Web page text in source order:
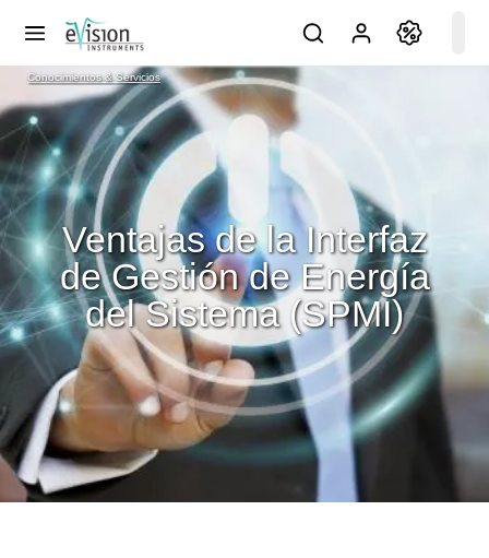
Conocimientos & Servicios
Ventajas de la Interfaz
de Gestión de Energía
del Sistema (SPMI)